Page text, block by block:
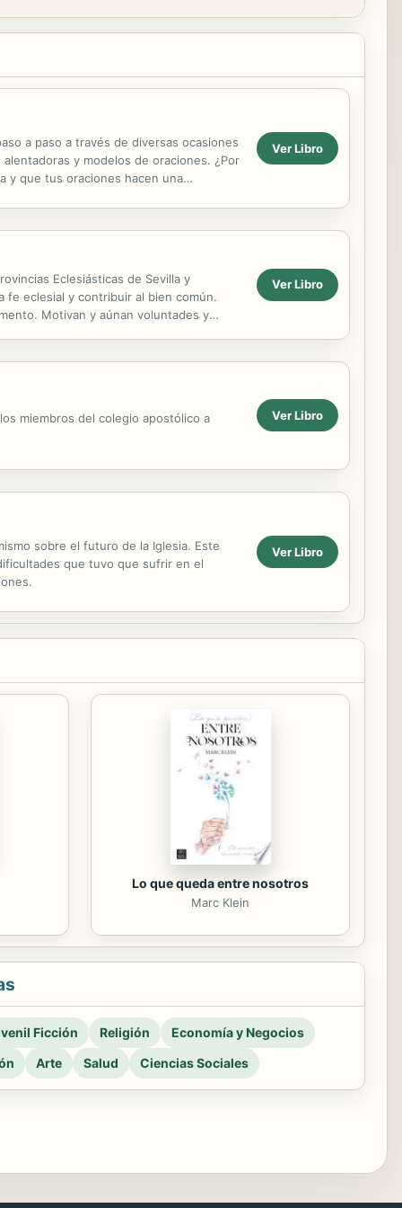
a paso a través de diversas ocasiones
y modelos de oraciones. ¿Por
y que tus oraciones hacen una
Ver Libro
Eclesiásticas de Sevilla y
fe eclesial y contribuir al bien común.
Motivan y aúnan voluntades y
Ver Libro
miembros del colegio apostólico a Ver Libro
sobre el futuro de la Iglesia. Este
que tuvo que sufrir en el
Ver Libro
Lo que queda entre nosotros
Marc Klein
Ficción Religión
Economía y Negocios
Arte Salud Ciencias Sociales